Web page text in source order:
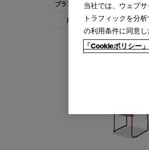
すべて IXC(1)
すべて 1-2週間［国内
当社では、ウェブ
トラフィックを分
の利用条件に同意し
「Cookieポリシー